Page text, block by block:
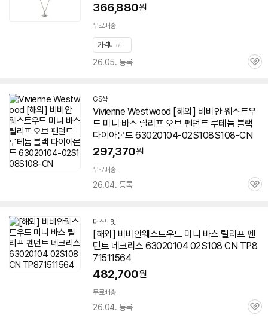
366,880원
무료배송
가격비교
26.05. 등록
관
GS샵
Vivienne Westwood [해외] 비비안 웨스트우
드 미니 바스 릴리프 오브 펜던트 루테늄 블랙
다이아몬드 63020104-02S108S108-CN
297,370원
무료배송
26.04. 등록
관
머스트잇
[해외] 비비안웨스트우드 미니 바스 릴리프 펜
던트 네크리스 63020104 02S108 CN TP8
71511564
482,700원
무료배송
26.04. 등록
관